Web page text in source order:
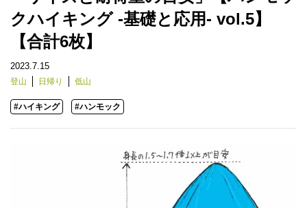
クハイキング -基礎と応用- vol.5】
【合計6枚】
2023.7.15
登山 日帰り 低山
#ハイキング #ハンモック